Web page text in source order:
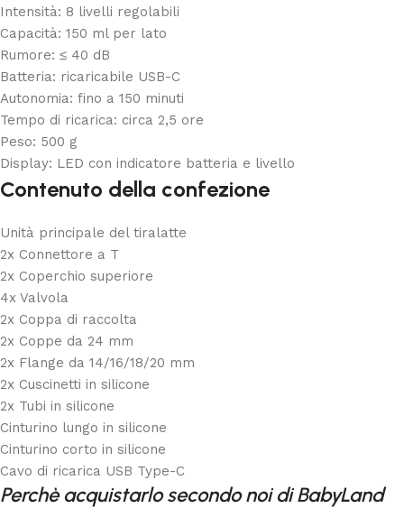
Intensità: 8 livelli regolabili
Capacità: 150 ml per lato
Rumore: ≤ 40 dB
Batteria: ricaricabile USB-C
Autonomia: fino a 150 minuti
Tempo di ricarica: circa 2,5 ore
Peso: 500 g
Display: LED con indicatore batteria e livello
Contenuto della confezione
Unità principale del tiralatte
2x Connettore a T
2x Coperchio superiore
4x Valvola
2x Coppa di raccolta
2x Coppe da 24 mm
2x Flange da 14/16/18/20 mm
2x Cuscinetti in silicone
2x Tubi in silicone
Cinturino lungo in silicone
Cinturino corto in silicone
Cavo di ricarica USB Type-C
Perchè acquistarlo secondo noi di BabyLand